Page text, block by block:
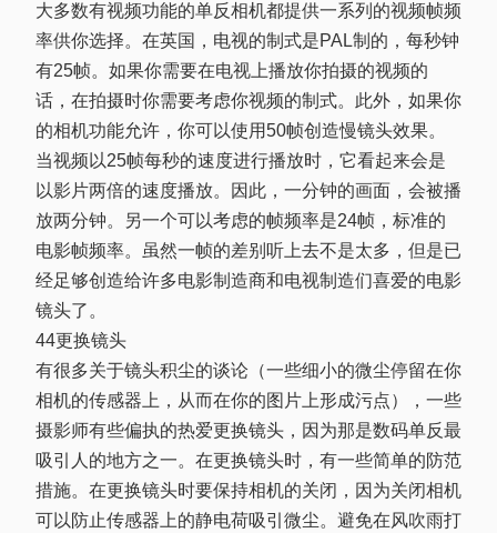
大多数有视频功能的单反相机都提供一系列的视频帧频
率供你选择。在英国，电视的制式是PAL制的，每秒钟
有25帧。如果你需要在电视上播放你拍摄的视频的
话，在拍摄时你需要考虑你视频的制式。此外，如果你
的相机功能允许，你可以使用50帧创造慢镜头效果。
当视频以25帧每秒的速度进行播放时，它看起来会是
以影片两倍的速度播放。因此，一分钟的画面，会被播
放两分钟。另一个可以考虑的帧频率是24帧，标准的
电影帧频率。虽然一帧的差别听上去不是太多，但是已
经足够创造给许多电影制造商和电视制造们喜爱的电影
镜头了。
44更换镜头
有很多关于镜头积尘的谈论（一些细小的微尘停留在你
相机的传感器上，从而在你的图片上形成污点），一些
摄影师有些偏执的热爱更换镜头，因为那是数码单反最
吸引人的地方之一。在更换镜头时，有一些简单的防范
措施。在更换镜头时要保持相机的关闭，因为关闭相机
可以防止传感器上的静电荷吸引微尘。避免在风吹雨打